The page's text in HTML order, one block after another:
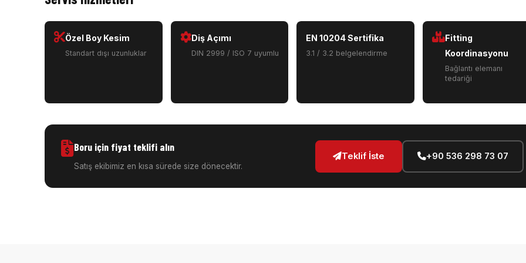
Özel Boy Kesim
Standart dışı uzunluklar
Diş Açımı
DIN 2999 / ISO 7 uyumlu
EN 10204 Sertifika
3.1 / 3.2 belgelendirme
Fitting
Koordinasyonu
Bağlantı elemanı
tedariği
Boru için fiyat teklifi alın
Satış ekibimiz en kısa sürede size dönecektir.
Teklif İste +90 536 298 73 07